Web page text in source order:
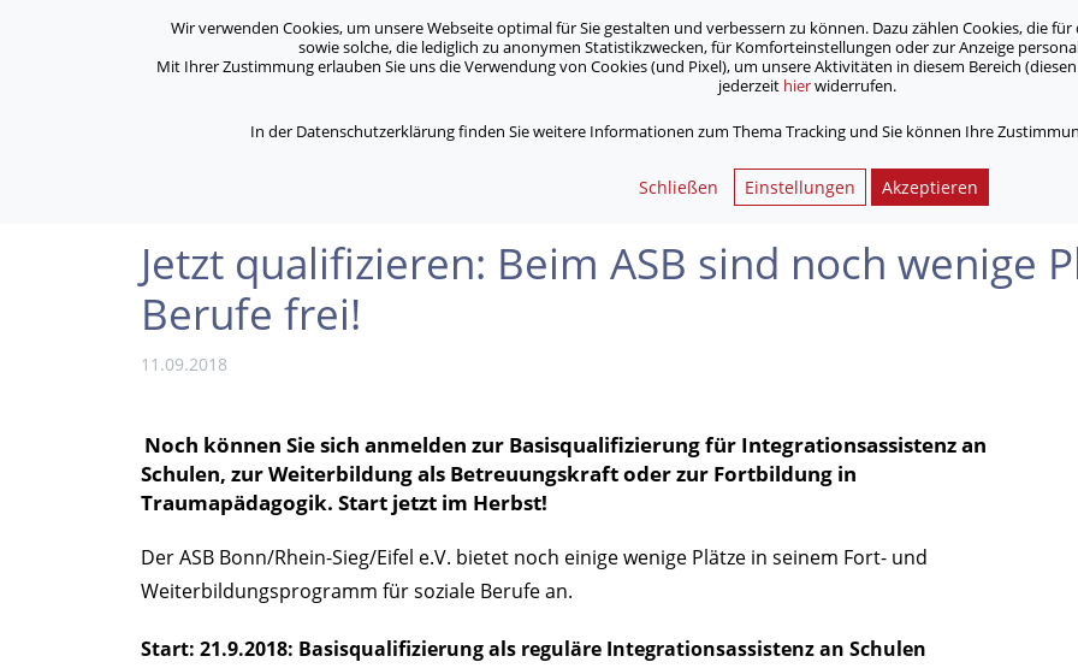
Standorte Jobs / Karriere
ASB Bonn/Rhein-Sieg/Eifel e.V.
Unsere Angebote Jobs & Karriere
Jetzt qualifizieren: Beim ASB sind noch wenige Plätze für soziale Berufe frei!
Jetzt qualifizieren: Beim ASB sind noch wenige
Berufe frei!
11.09.2018
Noch können Sie sich anmelden zur Basisqualifizierung für Integrationsassistenzan
Schulen, zur Weiterbildung als Betreuungskraft oder zur Fortbildung in
Traumapädagogik. Start jetzt im Herbst!
Der ASB Bonn/Rhein-Sieg/Eifel e.V. bietet noch einige wenige Plätze in seinem Fort- und
Weiterbildungsprogramm für soziale Berufe an.
Start: 21.9.2018: Basisqualifizierung als reguläre Integrationsassistenz an Schulen
Wir verwenden Cookies, um unsere Webseite optimal für Sie gestalten und verbessern zu können. Dazu zählen Cookies, die
sowie solche, die lediglich zu anonymen Statistikzwecken, für Komforteinstellungen oder zur Anzeige
Mit Ihrer Zustimmung erlauben Sie uns die Verwendung von Cookies (und Pixel), um unsere Aktivitäten in diesem Bereich
jederzeit hierwiderrufen.
In der Datenschutzerklärung finden Sie weitere Informationen zum Thema Tracking und Sie können Ihre
Schließen Einstellungen Akzeptieren